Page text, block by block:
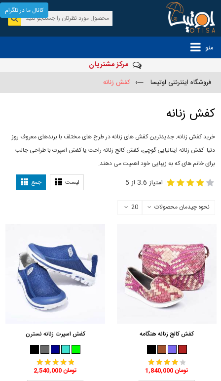
منو
مرکز مشتریان
فروشگاه اینترنتی اوتیسا —› کفش زنانه
کفش زنانه
خرید کفش زنانه. جدیدترین کفش های زنانه در طرح های مختلف با برندهای معروف روز
دنیا. کفش زنانه ایتالیایی گوچی، کفش کالج زنانه راحت یا کفش اسپرت با طراحی جالب
برای خانم های که به زیبایی خود اهمیت می دهند.
لیست جمع | امتیاز 3.6 از 5
نحوه چیدمان محصولات 20
کفش کالج زنانه هنگامه
1,840,000 تومان
کفش اسپرت زنانه نسترن
2,540,000 تومان
کانال ما در تلگرام